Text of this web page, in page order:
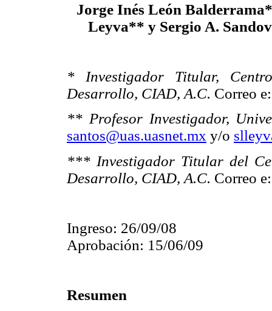
Jorge Inés León
Leyva** y Sergio A.
* Investigador Titular,
Desarrollo, CIAD, A.C. Correo
** Profesor Investigador,
santos@uas.uasnet.mx y/o
*** Investigador Titular del
Desarrollo, CIAD, A.C. Correo
Ingreso: 26/09/08
Aprobación: 15/06/09
Resumen